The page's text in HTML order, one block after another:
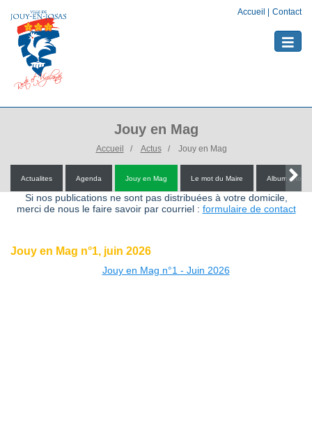
Accueil Contact
Toggle
Jouy en Mag
Accueil Actus Jouy en Mag
Actualites Agenda Jouy en Mag Le mot du Maire Album photo
Si nos publications ne sont pas distribuées à votre domicile,
merci de nous le faire savoir par courriel : formulaire de contact
Jouy en Mag n°1, juin 2026
Jouy en Mag n°1 - Juin 2026